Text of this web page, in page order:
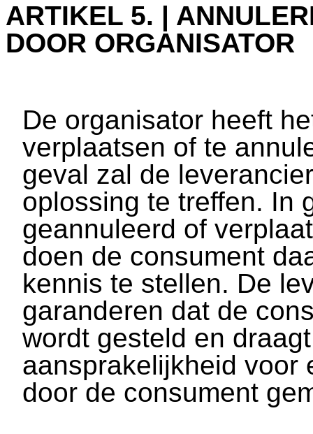
ARTIKEL 5. |
DOOR ORGANISATOR
De organisator heeft
verplaatsen of te
geval zal de
oplossing te treffen. In
geannuleerd of
doen de consument
kennis te stellen. De
garanderen dat de
wordt gesteld en
aansprakelijkheid voor
door de consument